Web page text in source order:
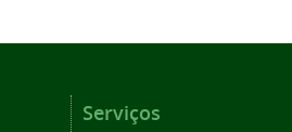
Serviços